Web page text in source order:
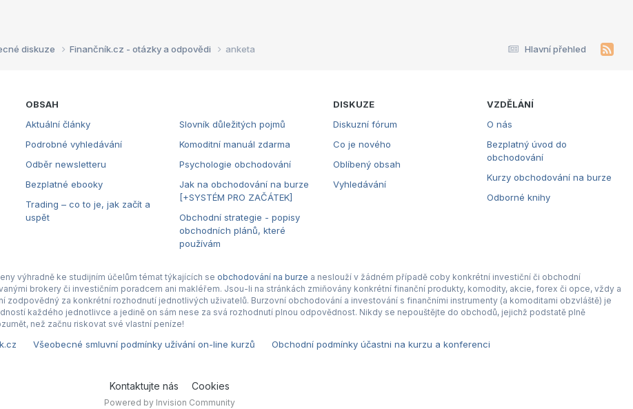
Hlavní přehled
diskuze Finančník.cz - otázky a odpovědi anketa
OBSAH
Aktuální články
Podrobné vyhledávání
Odběr newsletteru
Bezplatné ebooky
Trading – co to je, jak začít a
uspět
Slovník důležitých pojmů
Komoditní manuál zdarma
Psychologie obchodování
Jak na obchodování na burze
[+SYSTÉM PRO ZAČÁTEK]
Obchodní strategie - popisy
obchodních plánů, které
používám
DISKUZE
Diskuzní fórum
Co je nového
Oblíbený obsah
Vyhledávání
VZDĚLÁNÍ
O nás
Bezplatný úvod do
obchodování
Kurzy obchodování na burze
Odborné knihy
výhradně ke studijním účelům témat týkajících se obchodování na burze a neslouží v žádném případě coby konkrétní investiční či obchodní
brokery či investičním poradcem ani makléřem. Jsou-li na stránkách zmiňovány konkrétní finanční produkty, komodity, akcie, forex či opce, vždy a
zodpovědný za konkrétní rozhodnutí jednotlivých uživatelů. Burzovní obchodování a investování s finančními instrumenty (a komoditami obzvláště) je
každého jednotlivce a jedině on sám nese za svá rozhodnutí plnou odpovědnost. Nikdy se nepouštějte do obchodů, jejichž podstatě plně
než začnu riskovat své vlastní peníze!
Všeobecné smluvní podmínky užívání on-line kurzů Obchodní podmínky účastni na kurzu a konferenci
Kontaktujte nás Cookies
Powered by Invision Community